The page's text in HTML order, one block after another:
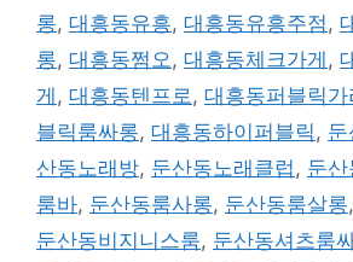
롱, 대흥동유흥, 대흥동유흥주점 ,
롱, 대흥동쩜오 , 대흥동체크가게 ,
게 , 대흥동텐프로 , 대흥동퍼블릭가
블릭룸싸롱, 대흥동하이퍼블릭 , 둔
산동노래방, 둔산동노래클럽 , 둔
룸바, 둔산동룸사롱, 둔산동룸살롱,
둔산동비지니스룸, 둔산동셔츠룸